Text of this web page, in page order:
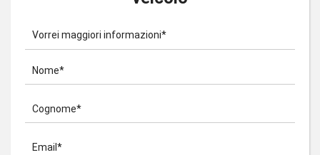
Vorrei maggiori informazioni*
Nome*
Cognome*
Email*